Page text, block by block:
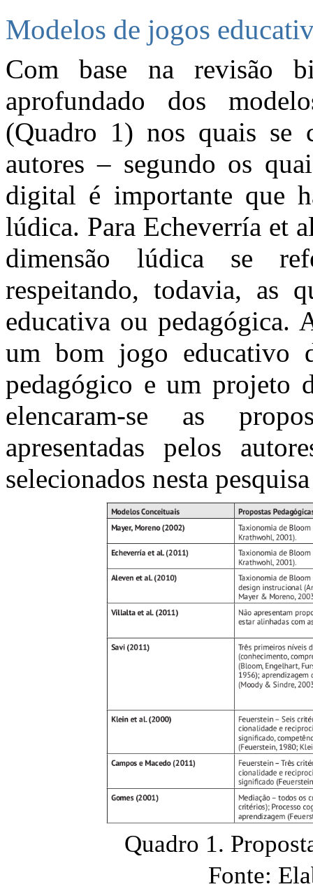
Modelos de jogos
Com base na revisão
aprofundado dos
(Quadro 1) nos quais se
autores – segundo os
digital é importante que
lúdica. Para Echeverría et
dimensão lúdica se
respeitando, todavia, as
educativa ou pedagógica.
um bom jogo educativo
pedagógico e um projeto
elencaram-se as
apresentadas pelos
selecionados nesta
Quadro 1.
Fonte: